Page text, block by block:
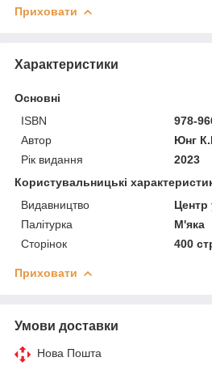
Приховати
Характеристики
Основні
ISBN
978-
Автор
Юнг
Рік видання
2023
Користувальницькі
Видавництво
Центр
Палітурка
М'яка
Сторінок
400
Приховати
Умови доставки
Нова Пошта